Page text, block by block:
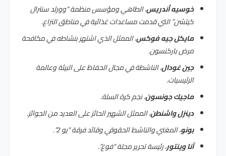
خوسيه أندريس، الطاهي ومؤسس منظمة “وورلد سنترال
كيتشن” التي قدمت مساعدات غذائية في مناطق النزاع.
مايكل جيه فوكس، الممثل الذي اشتهر بنشاطه في مكافحة
مرض باركنسون.
جين غودال، الناشطة في مجال الحفاظ على البيئة وعالمة
الرئيسيات.
ماجيك جونسون، نجم كرة السلة.
دينزل واشنطن، الممثل الشهير الحائز على العديد من الجوائز.
بونو، المغني والناشط الحقوقي وقائد فرقة “يو 2”.
آنا وينتور، رئيسة تحرير مجلة “فوغ”.